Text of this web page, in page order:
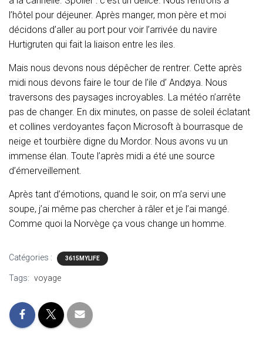
l’hôtel pour déjeuner. Après manger, mon père et moi
décidons d’aller au port pour voir l’arrivée du navire
Hurtigruten qui fait la liaison entre les iles.
Mais nous devons nous dépêcher de rentrer. Cette après
midi nous devons faire le tour de l’ile d’ Andøya. Nous
traversons des paysages incroyables. La météo n’arrête
pas de changer. En dix minutes, on passe de soleil éclatant
et collines verdoyantes façon Microsoft à bourrasque de
neige et tourbière digne du Mordor. Nous avons vu un
immense élan. Toute l’après midi a été une source
d’émerveillement.
Après tant d’émotions, quand le soir, on m’a servi une
soupe, j’ai même pas chercher à râler et je l’ai mangé.
Comme quoi la Norvège ça vous change un homme.
Catégories : 3615MYLIFE
Tags: voyage